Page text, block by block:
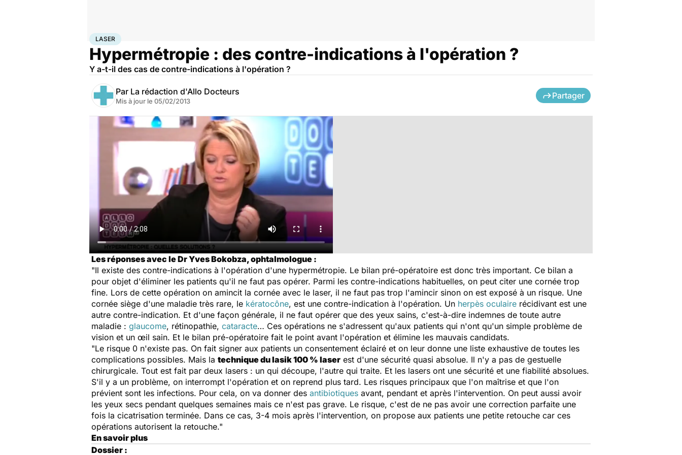
AccueilSanté
LASER
Hypermétropie : des contre-indications à l'opération ?
Y a-t-il des cas de contre-indications à l'opération ?
Par La rédaction d'Allo Docteurs
Mis à jour le 05/02/2013
Partager
Les réponses avec le Dr Yves Bokobza, ophtalmologue :
"Il existe des contre-indications à l'opération d'une hypermétropie. Le bilan pré-opératoire est donc très important. Ce bilan a
pour objet d'éliminer les patients qu'il ne faut pas opérer. Parmi les contre-indications habituelles, on peut citer une cornée trop
fine. Lors de cette opération on amincit la cornée avec le laser, il ne faut pas trop l'amincir sinon on est exposé à un risque. Une
cornée siège d'une maladie très rare, le kératocône, est une contre-indication à l'opération. Un herpès oculaire récidivant est une
autre contre-indication. Et d'une façon générale, il ne faut opérer que des yeux sains, c'est-à-dire indemnes de toute autre
maladie : glaucome, rétinopathie, cataracte… Ces opérations ne s'adressent qu'aux patients qui n'ont qu'un simple problème de
vision et un œil sain. Et le bilan pré-opératoire fait le point avant l'opération et élimine les mauvais candidats.
"Le risque 0 n'existe pas. On fait signer aux patients un consentement éclairé et on leur donne une liste exhaustive de toutes les
complications possibles. Mais la technique du lasik 100 % laser est d'une sécurité quasi absolue. Il n'y a pas de gestuelle
chirurgicale. Tout est fait par deux lasers : un qui découpe, l'autre qui traite. Et les lasers ont une sécurité et une fiabilité absolues.
S'il y a un problème, on interrompt l'opération et on reprend plus tard. Les risques principaux que l'on maîtrise et que l'on
prévient sont les infections. Pour cela, on va donner des antibiotiques avant, pendant et après l'intervention. On peut aussi avoir
les yeux secs pendant quelques semaines mais ce n'est pas grave. Le risque, c'est de ne pas avoir une correction parfaite une
fois la cicatrisation terminée. Dans ce cas, 3-4 mois après l'intervention, on propose aux patients une petite retouche car ces
opérations autorisent la retouche."
En savoir plus
Dossier :